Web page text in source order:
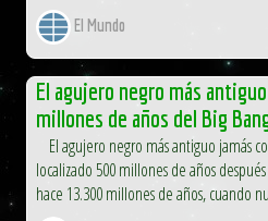
El Mundo
El agujero negro más
millones de años del Big
El agujero negro más antiguo jamás
localizado 500 millones de años
hace 13.300 millones de años, cuando